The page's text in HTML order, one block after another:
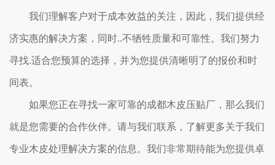
我们理解客户对于成本效益的关注，因此，我们提供经
济实惠的解决方案，同时..不牺牲质量和可靠性。我们努力
寻找.适合您预算的选择，并为您提供清晰明了的报价和时
间表。
如果您正在寻找一家可靠的成都木皮压贴厂，那么我们
就是您需要的合作伙伴。请与我们联系，了解更多关于我们
专业木皮处理解决方案的信息。我们非常期待能为您提供卓